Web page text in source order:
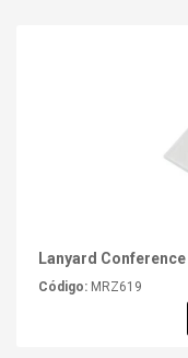
Lanyard Conference
Código: MRZ619